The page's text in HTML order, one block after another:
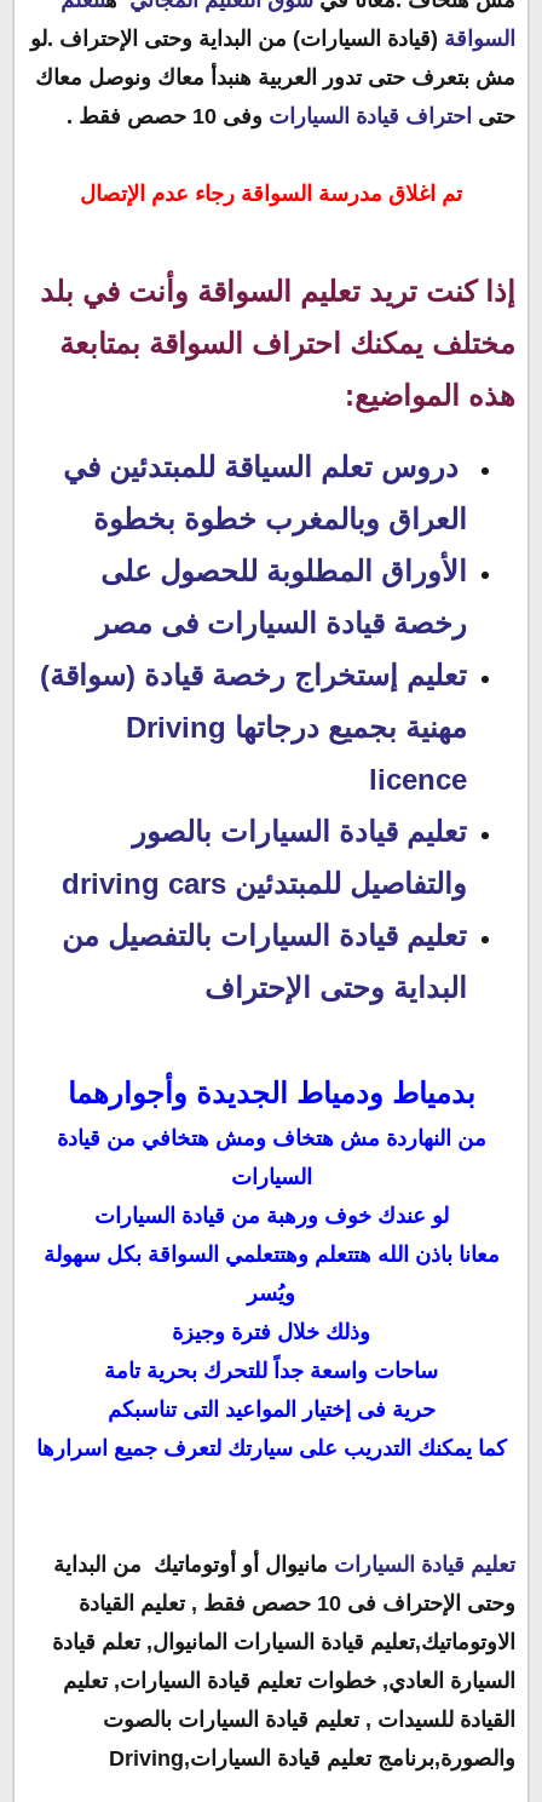
السواقة (قيادة السيارات) من البداية وحتى الإحتراف .لو
مش بتعرف حتى تدور العربية هنبدأ معاك ونوصل معاك
حتى احتراف قيادة السيارات وفى 10 حصص فقط .
تم اغلاق مدرسة السواقة رجاء عدم الإتصال
إذا كنت تريد تعليم السواقة وأنت في بلد
مختلف يمكنك احتراف السواقة بمتابعة
هذه المواضيع:
دروس تعلم السياقة للمبتدئين في
العراق وبالمغرب خطوة بخطوة
الأوراق المطلوبة للحصول على
رخصة قيادة السيارات فى مصر
تعليم إستخراج رخصة قيادة (سواقة)
مهنية بجميع درجاتها Driving
licence
تعليم قيادة السيارات بالصور
والتفاصيل للمبتدئين driving cars
تعليم قيادة السيارات بالتفصيل من
البداية وحتى الإحتراف
بدمياط ودمياط الجديدة وأجوارهما
من النهاردة مش هتخاف ومش هتخافي من قيادة
السيارات
لو عندك خوف ورهبة من قيادة السيارات
معانا باذن الله هتتعلم وهتتعلمي السواقة بكل سهولة
ويُسر
وذلك خلال فترة وجيزة
ساحات واسعة جداً للتحرك بحرية تامة
حرية فى إختيار المواعيد التى تناسبكم
كما يمكنك التدريب على سيارتك لتعرف جميع اسرارها
تعليم قيادة السيارات مانيوال أو أوتوماتيك من البداية
وحتى الإحتراف فى 10 حصص فقط , تعليم القيادة
الاوتوماتيك,تعليم قيادة السيارات المانيوال, تعلم قيادة
السيارة العادي, خطوات تعليم قيادة السيارات, تعليم
القيادة للسيدات , تعليم قيادة السيارات بالصوت
والصورة,برنامج تعليم قيادة السيارات,Driving